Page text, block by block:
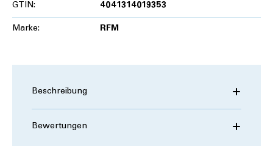
GTIN: 4041314019353
Marke: RFM
Beschreibung
Bewertungen